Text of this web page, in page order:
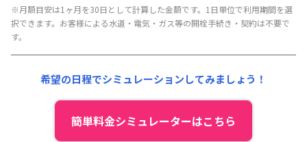
月額賃料目安(30日利用)
賃料 : 186,000円/月 (6,200円/日)
光熱費他 :
その他費用 :
21,000円/月 (700円/日)
寝具/リネン関連 : 5,500円/回
※月額目安は1ヶ月を30日として計算した金額です。1日単位で利用期間を選
択できます。お客様による水道・電気・ガス等の開栓手続き・契約は不要で
す。
希望の日程でシミュレーションしてみましょう！
簡単料金シミュレーターはこちら